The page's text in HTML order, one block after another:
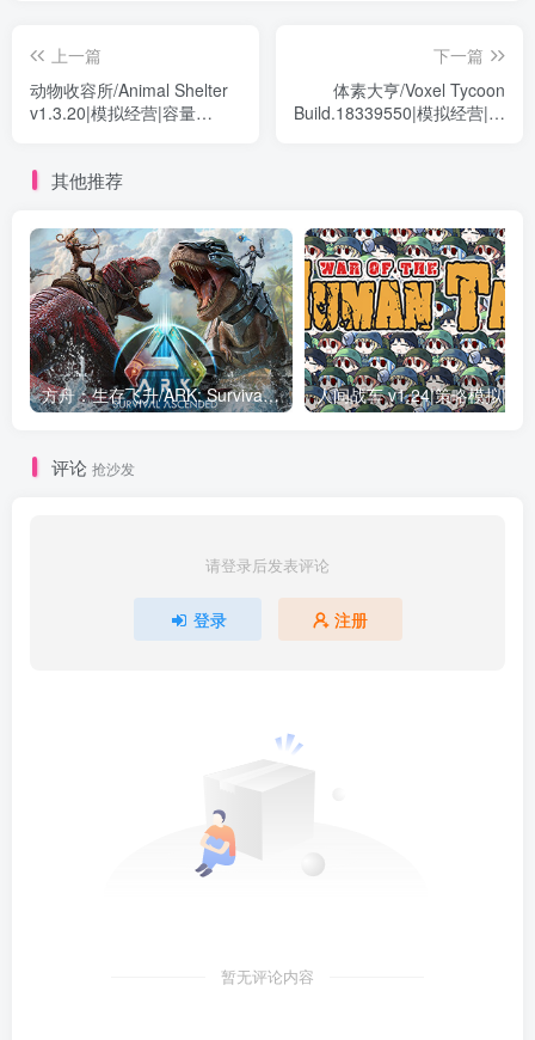
上一篇
动物收容所/Animal Shelter
v1.3.20|模拟经营|容量
下一篇
体素大亨/Voxel Tycoon
Build.18339550|模拟经营|容
其他推荐
方舟：生存飞升/ARK: Survival Ascended v58.32|动作冒险|容量204.3GB|免安装绿色中文版
评论 抢沙发
请登录后发表评论
登录 注册
暂无评论内容